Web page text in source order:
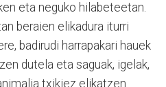
eta neguko hilabeteetan.
beraien elikadura iturri
badirudi harrapakari hauek
dutela eta saguak, igelak,
txikiez elikatzen